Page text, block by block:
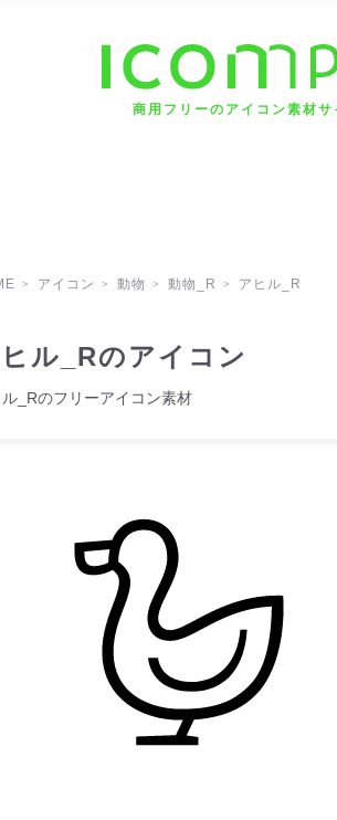
商用フリーのアイコン素材サ
アイコン 動物 動物_R アヒル_R
ル_Rのアイコン
_Rのフリーアイコン素材